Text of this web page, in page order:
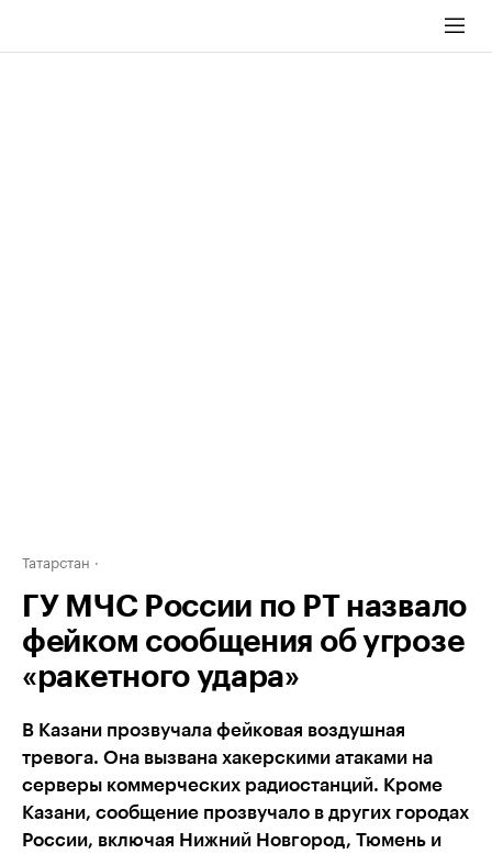
Татарстан
ГУ МЧС России по РТ назвало
фейком сообщения об угрозе
«ракетного удара»
В Казани прозвучала фейковая воздушная
тревога. Она вызвана хакерскими атаками на
серверы коммерческих радиостанций. Кроме
Казани, сообщение прозвучало в других городах
России, включая Нижний Новгород, Тюмень и